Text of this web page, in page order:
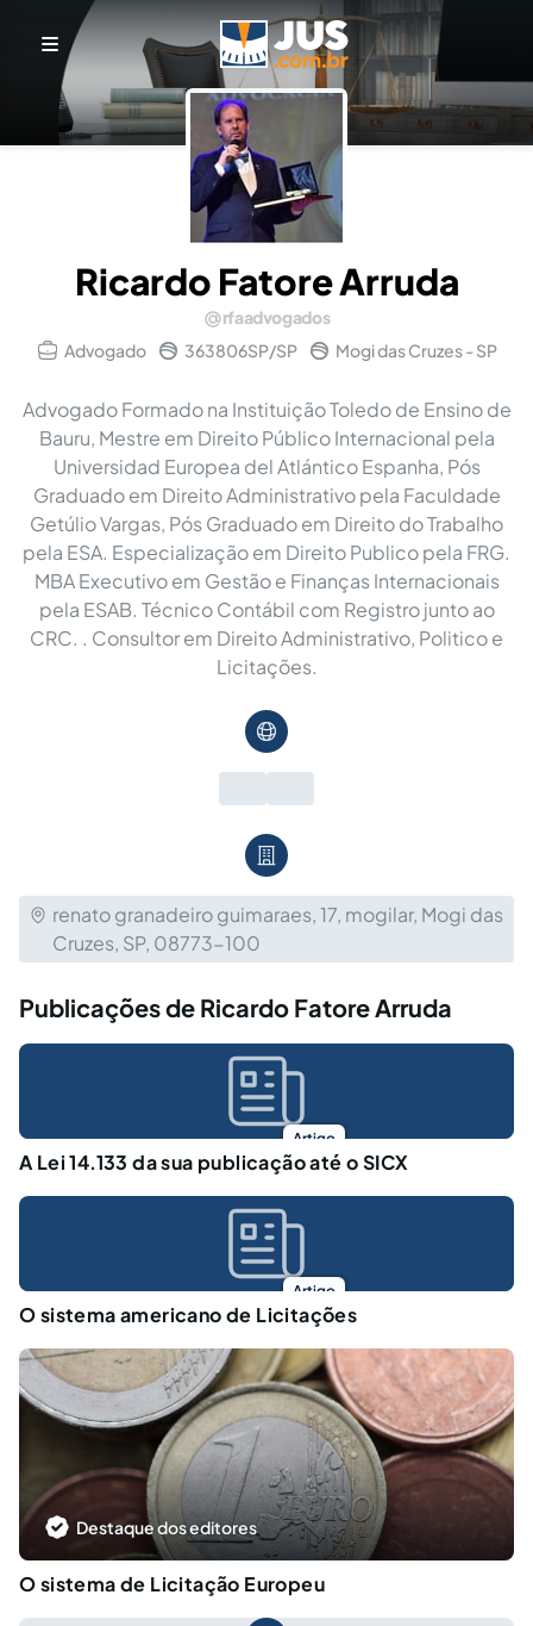
Ricardo Fatore Arruda
rfaadvogados
Advogado
363806SP/SP Mogi das Cruzes - SP
Advogado Formado na Instituição Toledo de Ensino de
Bauru, Mestre em Direito Público Internacional pela
Universidad Europea del Atlántico Espanha, Pós
Graduado em Direito Administrativo pela Faculdade
Getúlio Vargas, Pós Graduado em Direito do Trabalho
pela ESA. Especialização em Direito Publico pela FRG.
MBA Executivo em Gestão e Finanças Internacionais
pela ESAB. Técnico Contábil com Registro junto ao
CRC. . Consultor em Direito Administrativo, Politico e
Licitações.
renato granadeiro guimaraes, 17, mogilar, Mogi das
Cruzes, SP, 08773-100
Publicações de Ricardo Fatore Arruda
Artigo
A Lei 14.133 da sua publicação até o SICX
Artigo
O sistema americano de Licitações
Destaque dos editores
O sistema de Licitação Europeu